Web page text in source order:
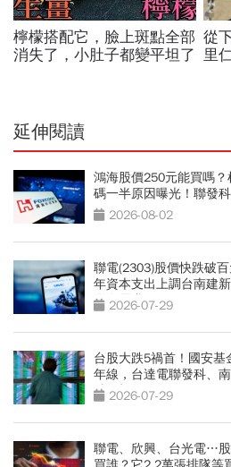
延伸閱讀
鴻海股價250元能買嗎
碼一半原因曝光！聯發
2026-08-02
聯電(2303)股價快跌破
年資本支出上調台南建
潛在需求
2026-07-29
台股大跌5禍首！國安
年線，台達電聯發科、
3訊號2026-07-29
聯電、欣興、台光電…